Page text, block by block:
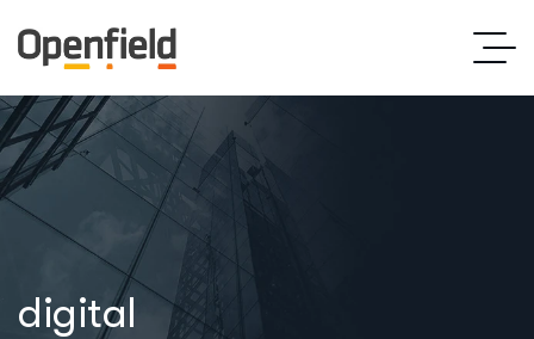
digital